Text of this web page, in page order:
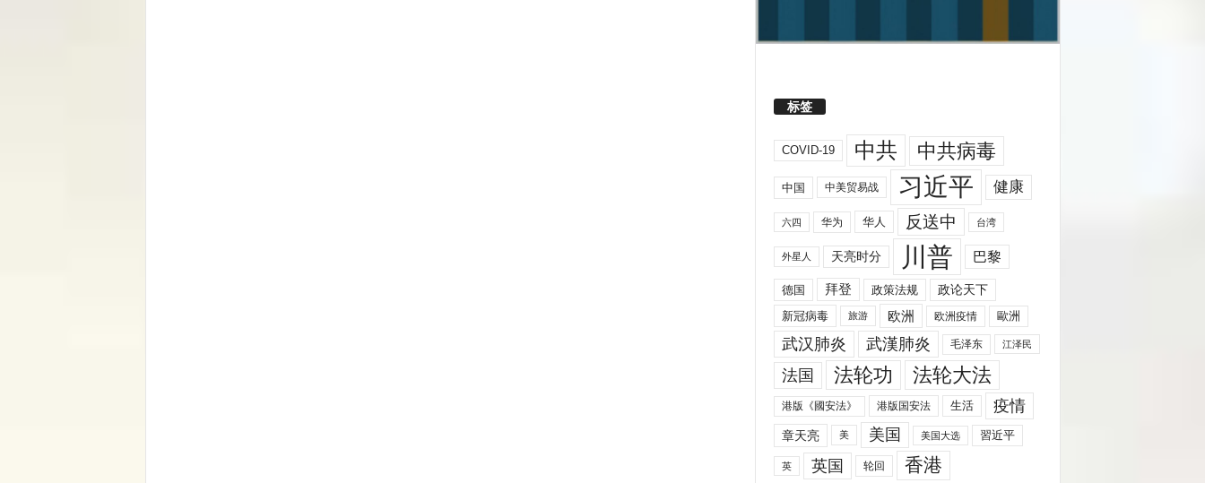
标签
COVID-19 中共 中共病毒
中国 中美贸易战 习近平 健康
六四 华为 华人 反送中 台湾
外星人 天亮时分 川普 巴黎
德国 拜登 政策法规
政论天下
新冠病毒
旅游 欧洲 欧洲疫情 歐洲
武汉肺炎 武漢肺炎 毛泽东 江泽民
法国 法轮功 法轮大法
港版《國安法》 港版国安法 生活 疫情
章天亮 美 美国 美国大选 習近平
英 英国 轮回 香港